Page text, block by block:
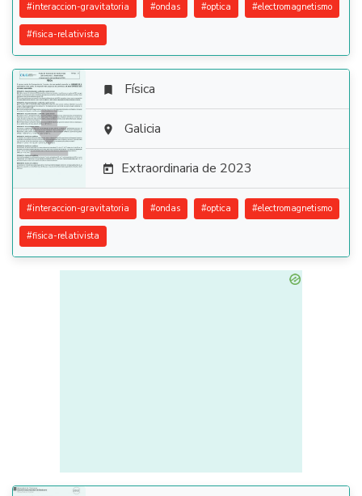
#interaccion-gravitatoria #ondas #optica #electromagnetismo
#fisica-relativista

 Física
 Galicia
 Extraordinaria de 2023
#interaccion-gravitatoria #ondas #optica #electromagnetismo
#fisica-relativista